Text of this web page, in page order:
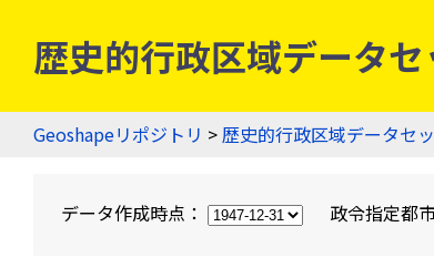
歴史的行政区域データ
Geoshapeリポジトリ >歴史的行政区域データセ
データ作成時点： 政令指定都